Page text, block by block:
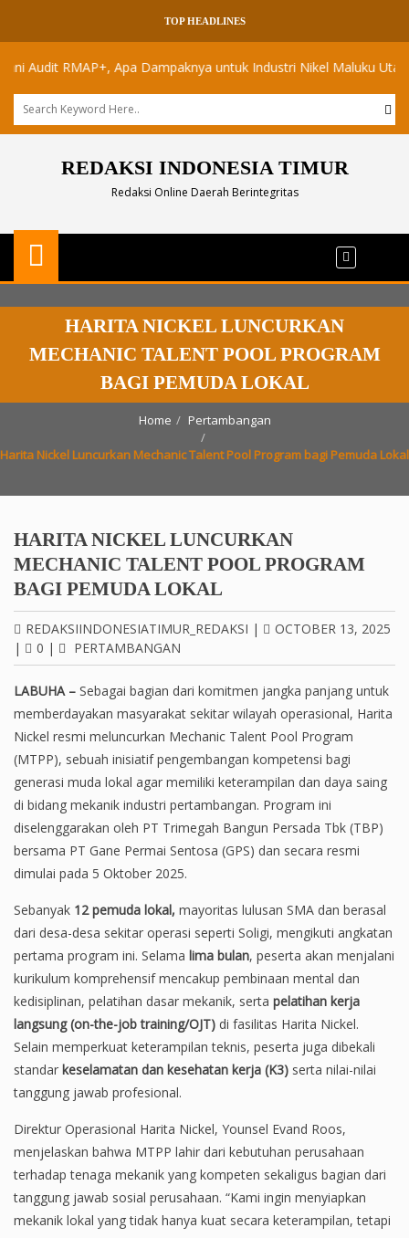
TOP HEADLINES
RMAP+, Apa Dampaknya untuk Industri Nikel Maluku Utara?
REDAKSI INDONESIA TIMUR
Redaksi Online Daerah Berintegritas
HARITA NICKEL LUNCURKAN
MECHANIC TALENT POOL PROGRAM
BAGI PEMUDA LOKAL
Home Pertambangan
Harita Nickel Luncurkan Mechanic Talent Pool Program bagi Pemuda Lokal
HARITA NICKEL LUNCURKAN
MECHANIC TALENT POOL PROGRAM
BAGI PEMUDA LOKAL
REDAKSIINDONESIATIMUR_REDAKSI |
OCTOBER 13, 2025
|
0 | PERTAMBANGAN
LABUHA – Sebagai bagian dari komitmen jangka panjang untuk
memberdayakan masyarakat sekitar wilayah operasional, Harita
Nickel resmi meluncurkan Mechanic Talent Pool Program
(MTPP), sebuah inisiatif pengembangan kompetensi bagi
generasi muda lokal agar memiliki keterampilan dan daya saing
di bidang mekanik industri pertambangan. Program ini
diselenggarakan oleh PT Trimegah Bangun Persada Tbk (TBP)
bersama PT Gane Permai Sentosa (GPS) dan secara resmi
dimulai pada 5 Oktober 2025.
Sebanyak 12 pemuda lokal, mayoritas lulusan SMA dan berasal
dari desa-desa sekitar operasi seperti Soligi, mengikuti angkatan
pertama program ini. Selama lima bulan, peserta akan menjalani
kurikulum komprehensif mencakup pembinaan mental dan
kedisiplinan, pelatihan dasar mekanik, serta pelatihan kerja
langsung (on-the-job training/OJT) di fasilitas Harita Nickel.
Selain memperkuat keterampilan teknis, peserta juga dibekali
standar keselamatan dan kesehatan kerja (K3) serta nilai-nilai
tanggung jawab profesional.
Direktur Operasional Harita Nickel, Younsel Evand Roos,
menjelaskan bahwa MTPP lahir dari kebutuhan perusahaan
terhadap tenaga mekanik yang kompeten sekaligus bagian dari
tanggung jawab sosial perusahaan. “Kami ingin menyiapkan
mekanik lokal yang tidak hanya kuat secara keterampilan, tetapi